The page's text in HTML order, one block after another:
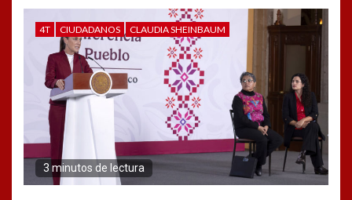
4T CIUDADANOS CLAUDIA SHEINBAUM
3 minutos de lectura